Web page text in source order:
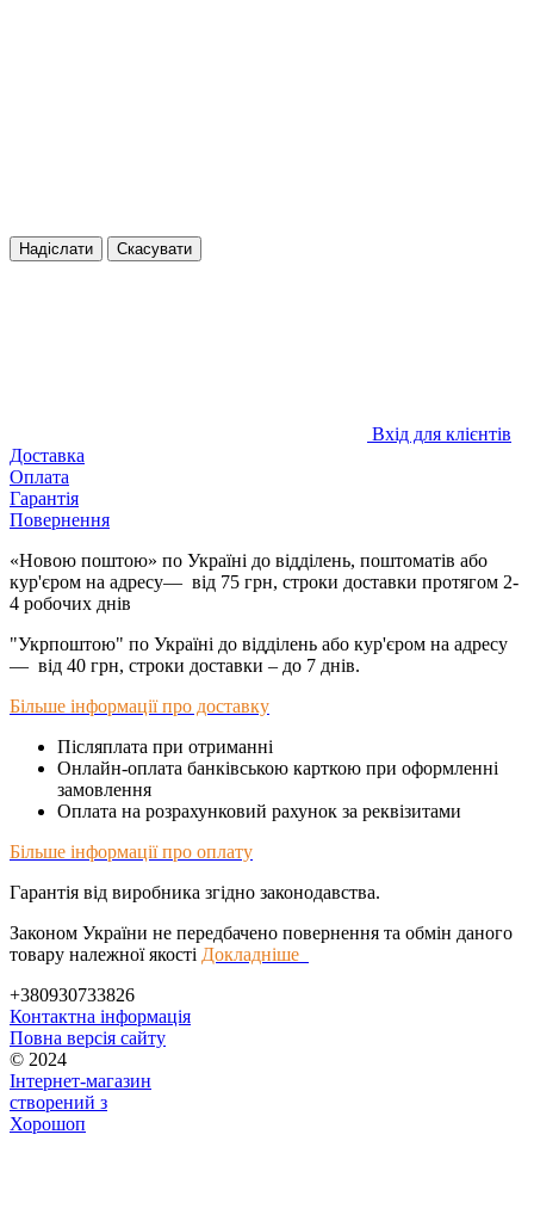
Надіслати Скасувати
Вхід для клієнтів
Доставка
Оплата
Гарантія
Повернення
«Новою поштою» по Україні до відділень, поштоматів або
кур'єром на адресу— від 75 грн, строки доставки протягом 2-
4 робочих днів
"Укрпоштою" по Україні до відділень або кур'єром на адресу
— від 40 грн, строки доставки – до 7 днів.
Більше інформації про доставку
Післяплата при отриманні
Онлайн-оплата банківською карткою при оформленні
замовлення
Оплата на розрахунковий рахунок за реквізитами
Більше інформації про оплату
Гарантія від виробника згідно законодавства.
Законом України не передбачено повернення та обмін даного
товару належної якості Докладніше
+380930733826
Контактна інформація
Повна версія сайту
© 2024
Інтернет-магазин
створений з
Хорошоп